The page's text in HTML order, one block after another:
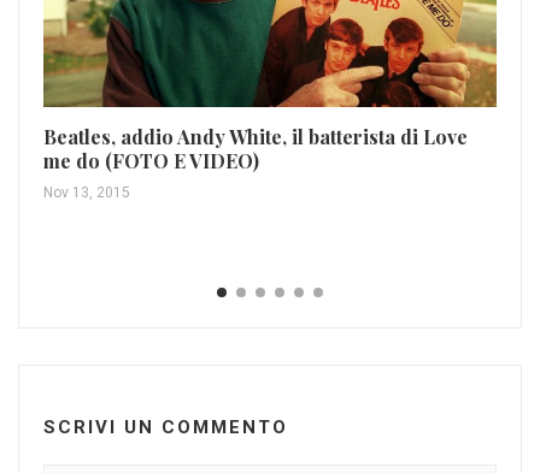
Beatles, addio Andy White, il batterista di Love
me do (FOTO E VIDEO)
Nov 13, 2015
SCRIVI UN COMMENTO